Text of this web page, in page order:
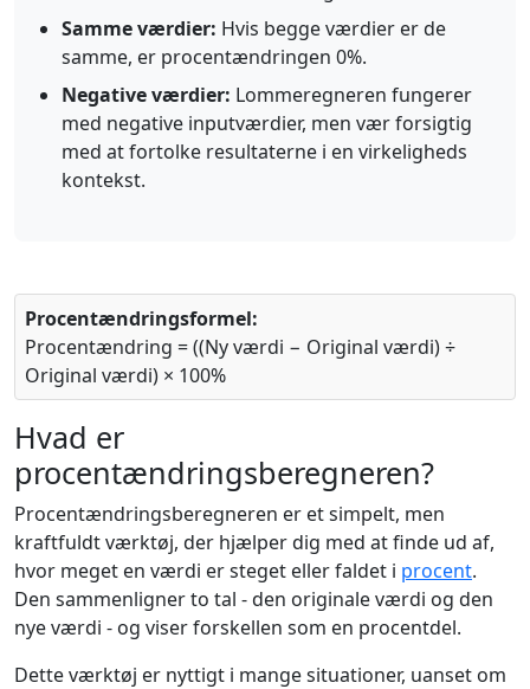
Samme værdier: Hvis begge værdier er de
samme, er procentændringen 0%.
Negative værdier: Lommeregneren fungerer
med negative inputværdier, men vær forsigtig
med at fortolke resultaterne i en virkeligheds
kontekst.
Procentændringsformel:
Procentændring = ((Ny værdi − Original værdi) ÷
Original værdi) × 100%
Hvad er
procentændringsberegneren?
Procentændringsberegneren er et simpelt, men
kraftfuldt værktøj, der hjælper dig med at finde ud af,
hvor meget en værdi er steget eller faldet i procent.
Den sammenligner to tal - den originale værdi og den
nye værdi - og viser forskellen som en procentdel.
Dette værktøj er nyttigt i mange situationer, uanset om